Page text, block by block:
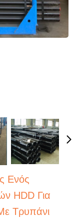
Ενός
HDD Για
Τρυπάνι